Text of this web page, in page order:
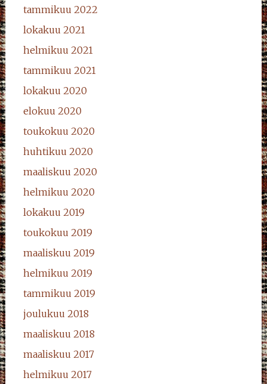
tammikuu 2022
lokakuu 2021
helmikuu 2021
tammikuu 2021
lokakuu 2020
elokuu 2020
toukokuu 2020
huhtikuu 2020
maaliskuu 2020
helmikuu 2020
lokakuu 2019
toukokuu 2019
maaliskuu 2019
helmikuu 2019
tammikuu 2019
joulukuu 2018
maaliskuu 2018
maaliskuu 2017
helmikuu 2017